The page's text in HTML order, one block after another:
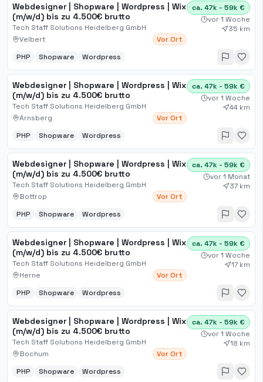
Webdesigner | Shopware | Wordpress | Wix
(m/w/d) bis zu 4.500€ brutto
Tech Staff Solutions Heidelberg GmbH
Velbert
Vor Ort
ca. 47k - 59k €
vor 1 Woche
35 km
PHP Shopware Wordpress
Webdesigner | Shopware | Wordpress | Wix
(m/w/d) bis zu 4.500€ brutto
Tech Staff Solutions Heidelberg GmbH
Arnsberg
Vor Ort
ca. 47k - 59k €
vor 1 Woche
44 km
PHP Shopware Wordpress
Webdesigner | Shopware | Wordpress | Wix
(m/w/d) bis zu 4.500€ brutto
Tech Staff Solutions Heidelberg GmbH
Bottrop
Vor Ort
ca. 47k - 59k €
vor 1 Monat
37 km
PHP Shopware Wordpress
Webdesigner | Shopware | Wordpress | Wix
(m/w/d) bis zu 4.500€ brutto
Tech Staff Solutions Heidelberg GmbH
Herne
Vor Ort
ca. 47k - 59k €
vor 1 Woche
17 km
PHP Shopware Wordpress
Webdesigner | Shopware | Wordpress | Wix
(m/w/d) bis zu 4.500€ brutto
Tech Staff Solutions Heidelberg GmbH
Bochum
Vor Ort
ca. 47k - 59k €
vor 1 Woche
18 km
PHP Shopware Wordpress